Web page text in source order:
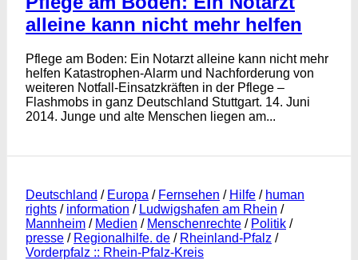
alleine kann nicht mehr helfen
Pflege am Boden: Ein Notarzt alleine kann nicht mehr
helfen Katastrophen-Alarm und Nachforderung von
weiteren Notfall-Einsatzkräften in der Pflege –
Flashmobs in ganz Deutschland Stuttgart. 14. Juni
2014. Junge und alte Menschen liegen am...
Deutschland / Europa / Fernsehen / Hilfe / human
rights / information / Ludwigshafen am Rhein /
Mannheim / Medien / Menschenrechte / Politik /
presse / Regionalhilfe. de / Rheinland-Pfalz /
Vorderpfalz :: Rhein-Pfalz-Kreis